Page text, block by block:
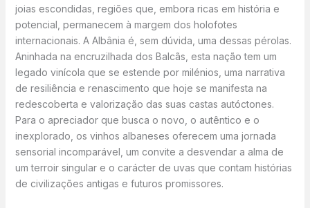
joias escondidas, regiões que, embora ricas em história e
potencial, permanecem à margem dos holofotes
internacionais. A Albânia é, sem dúvida, uma dessas pérolas.
Aninhada na encruzilhada dos Balcãs, esta nação tem um
legado vinícola que se estende por milénios, uma narrativa
de resiliência e renascimento que hoje se manifesta na
redescoberta e valorização das suas castas autóctones.
Para o apreciador que busca o novo, o autêntico e o
inexplorado, os vinhos albaneses oferecem uma jornada
sensorial incomparável, um convite a desvendar a alma de
um terroir singular e o carácter de uvas que contam histórias
de civilizações antigas e futuros promissores.